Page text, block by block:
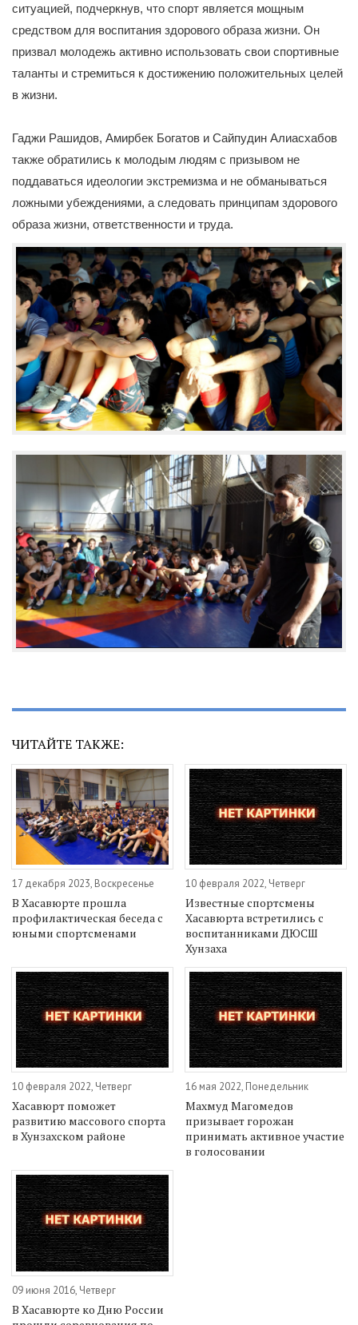
ситуацией, подчеркнув, что спорт является мощным
средством для воспитания здорового образа жизни. Он
призвал молодежь активно использовать свои спортивные
таланты и стремиться к достижению положительных целей
в жизни.
Гаджи Рашидов, Амирбек Богатов и Сайпудин Алиасхабов
также обратились к молодым людям с призывом не
поддаваться идеологии экстремизма и не обманываться
ложными убеждениями, а следовать принципам здорового
образа жизни, ответственности и труда.
ЧИТАЙТЕ ТАКЖЕ:
17 декабря 2023, Воскресенье
В Хасавюрте прошла
профилактическая беседа с
юными спортсменами
10 февраля 2022, Четверг
Известные спортсмены
Хасавюрта встретились с
воспитанниками ДЮСШ
Хунзаха
10 февраля 2022, Четверг
Хасавюрт поможет
развитию массового спорта
в Хунзахском районе
16 мая 2022, Понедельник
Махмуд Магомедов
призывает горожан
принимать активное участие
в голосовании
09 июня 2016, Четверг
В Хасавюрте ко Дню России